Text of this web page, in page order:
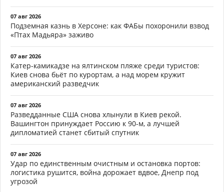
07 авг 2026
Подземная казнь в Херсоне: как ФАБы похоронили взвод
«Птах Мадьяра» заживо
07 авг 2026
Катер-камикадзе на ялтинском пляже среди туристов:
Киев снова бьёт по курортам, а над морем кружит
американский разведчик
07 авг 2026
Разведданные США снова хлынули в Киев рекой.
Вашингтон принуждает Россию к 90-м, а лучшей
дипломатией станет сбитый спутник
07 авг 2026
Удар по единственным очистным и остановка портов:
логистика рушится, война дорожает вдвое, Днепр под
угрозой